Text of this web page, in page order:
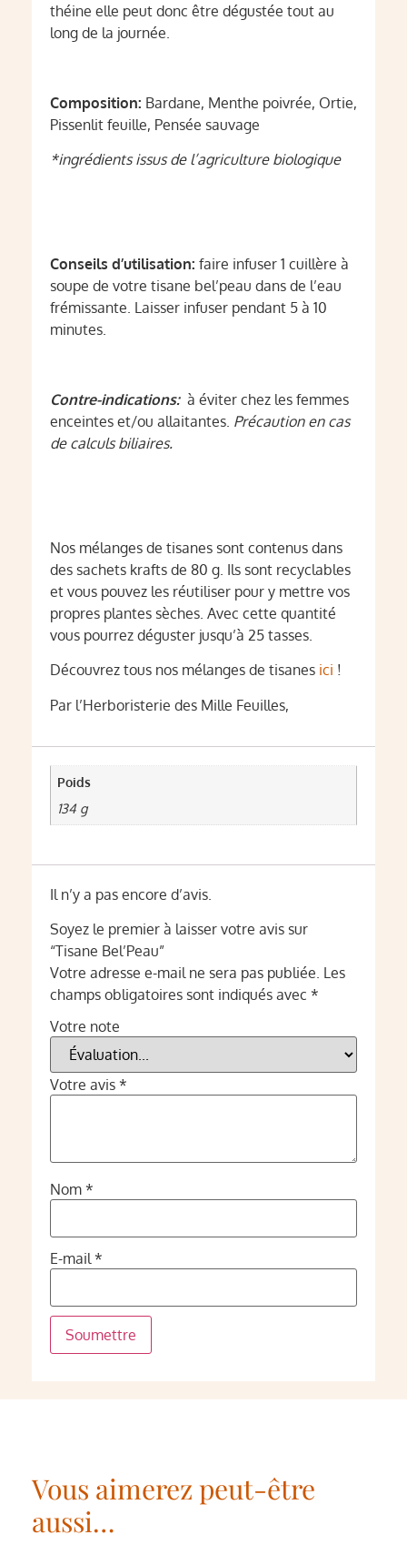
théine elle peut donc être dégustée tout au
long de la journée.
Composition: Bardane, Menthe poivrée, Ortie,
Pissenlit feuille, Pensée sauvage
*ingrédients issus de l’agriculture biologique
Conseils d’utilisation: faire infuser 1 cuillère à
soupe de votre tisane bel’peau dans de l’eau
frémissante. Laisser infuser pendant 5 à 10
minutes.
Contre-indications: à éviter chez les femmes
enceintes et/ou allaitantes. Précaution en cas
de calculs biliaires.
Nos mélanges de tisanes sont contenus dans
des sachets krafts de 80 g. Ils sont recyclables
et vous pouvez les réutiliser pour y mettre vos
propres plantes sèches. Avec cette quantité
vous pourrez déguster jusqu’à 25 tasses.
Découvrez tous nos mélanges de tisanes ici !
Par l’Herboristerie des Mille Feuilles,
Poids
134 g
Il n’y a pas encore d’avis.
Soyez le premier à laisser votre avis sur
“Tisane Bel’Peau”
Votre adresse e-mail ne sera pas publiée. Les
champs obligatoires sont indiqués avec *
Votre note
Votre avis *
Nom *
E-mail*
Vous aimerez peut-être
aussi…